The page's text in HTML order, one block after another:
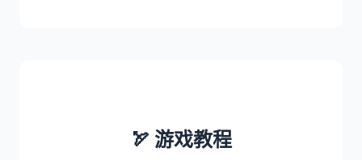
🏹 游戏教程